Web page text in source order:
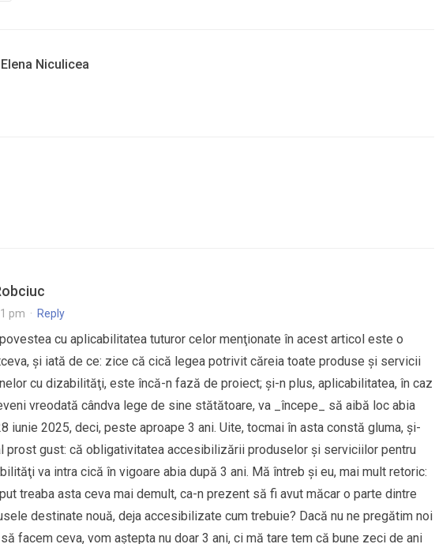
Niculicea
pm · Reply
cu aplicabilitatea tuturor celor menţionate în acest articol este o
şi iată de ce: zice că cică legea potrivit căreia toate produse şi servicii
cu dizabilităţi, este încă-n fază de proiect; şi-n plus, aplicabilitatea, în caz
vreodată cândva lege de sine stătătoare, va _începe_ să aibă loc abia
iunie 2025, deci, peste aproape 3 ani. Uite, tocmai în asta constă gluma, şi-
prost gust: că obligativitatea accesibilizării produselor şi serviciilor pentru
va intra cică în vigoare abia după 3 ani. Mă întreb şi eu, mai mult retoric:
treaba asta ceva mai demult, ca-n prezent să fi avut măcar o parte dintre
destinate nouă, deja accesibilizate cum trebuie? Dacă nu ne pregătim noi
facem ceva, vom aştepta nu doar 3 ani, ci mă tare tem că bune zeci de ani